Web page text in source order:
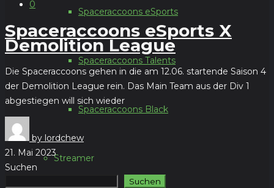
Spaceraccoons eSports
Spaceraccoons Talents
Spaceraccoons Black
Streamer
0
Spaceraccoons eSports X
Demolition League
Die Spaceraccoons gehen in die am 12.06. startende Saison 4
der Demolition League rein. Das Main Team aus der Div 1
abgestiegen will sich wieder
by lordchew
21. Mai 2023
Suchen
Suchen